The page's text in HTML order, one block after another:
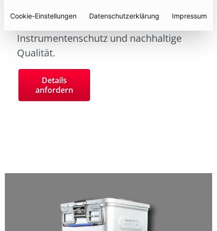
für maximale Effizienz, zuverlässigen
Instrumentenschutz und nachhaltige
Qualität.
Details
anfordern
Cookie-Einstellungen Datenschutzerklärung Impressum